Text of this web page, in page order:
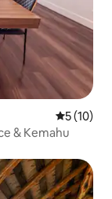
Prosječna
5 (10)
& Kemahu
gosti”